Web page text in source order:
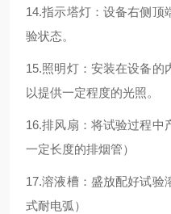
14.指示塔灯：设备右侧顶
验状态。
15.照明灯：安装在设备的
以提供一定程度的光照。
16.排风扇：将试验过程中
一定长度的排烟管）
17.溶液槽：盛放配好试验
式耐电弧）